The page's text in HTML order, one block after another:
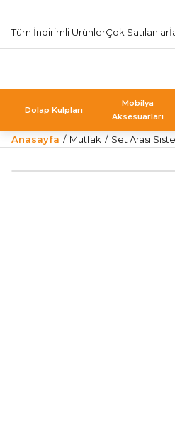
Tüm İndirimli ÜrünlerÇok Satılanlar
Dolap Kulpları
Mobilya
Aksesuarları
Anasayfa Mutfak Set Arası